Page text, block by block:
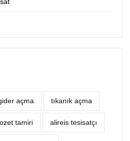
açma tıkanık açma
tamiri alireis tesisatçı